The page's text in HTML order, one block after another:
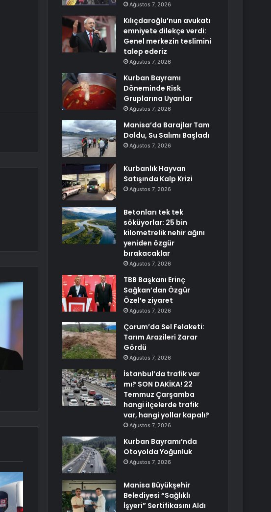
Ağustos 7, 2026
Kılıçdaroğlu’nun avukatı
emniyete dilekçe verdi:
Genel merkezin teslimini
talep ederiz
Ağustos 7, 2026
Kurban Bayramı
Döneminde Risk
Gruplarına Uyarılar
Ağustos 7, 2026
Manisa’da Barajlar Tam
Doldu, Su Salımı Başladı
Ağustos 7, 2026
Kurbanlık Hayvan
Satışında Kalp Krizi
Ağustos 7, 2026
Betonları tek tek
söküyorlar: 25 bin
kilometrelik nehir ağını
yeniden özgür
bırakacaklar
Ağustos 7, 2026
TBB Başkanı Erinç
Sağkan’dan Özgür
Özel’e ziyaret
Ağustos 7, 2026
Çorum’da Sel Felaketi:
Tarım Arazileri Zarar
Gördü
Ağustos 7, 2026
İstanbul’da trafik var
mı? SON DAKİKA! 22
Temmuz Çarşamba
hangi ilçelerde trafik
var, hangi yollar kapalı?
Ağustos 7, 2026
Kurban Bayramı’nda
Otoyolda Yoğunluk
Ağustos 7, 2026
Manisa Büyükşehir
Belediyesi “Sağlıklı
İşyeri” Sertifikasını Aldı